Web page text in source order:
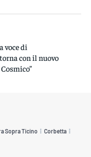
voce di
con il nuovo
Sopra Ticino Corbetta